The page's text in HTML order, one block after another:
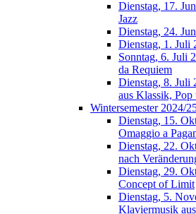
Dienstag, 17.
Jazz
Dienstag, 24.
Dienstag, 1. Juli
Sonntag, 6. Juli
da Requiem
Dienstag, 8. Juli
aus Klassik,
Wintersemester 2024/
Dienstag, 15.
Omaggio a
Dienstag, 22.
nach
Dienstag, 29.
Concept of Limit
Dienstag, 5.
Klaviermusik